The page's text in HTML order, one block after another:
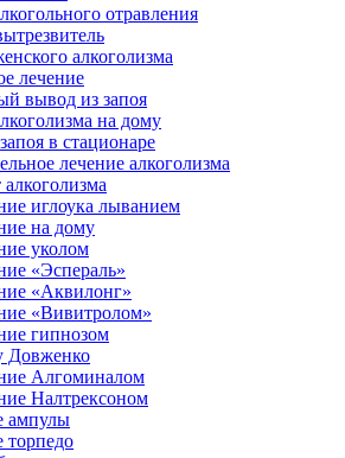
отравления
алкоголизма
лечение
вывод из запоя
на дому
в стационаре
лечение алкоголизма
иглоука лыванием
на дому
уколом
«Эспераль»
«Аквилонг»
«Вивитролом»
гипнозом
Довженко
Алгоминалом
Налтрексоном
ампулы